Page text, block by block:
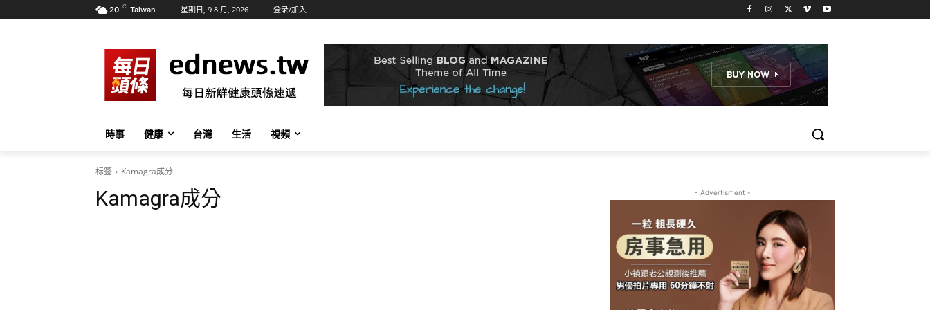
20 C Taiwan 星期日, 9 8 月, 2026 登录/加入
時事 健康 台灣 生活 視頻
标签 Kamagra成分
Kamagra成分 - Advertisment -